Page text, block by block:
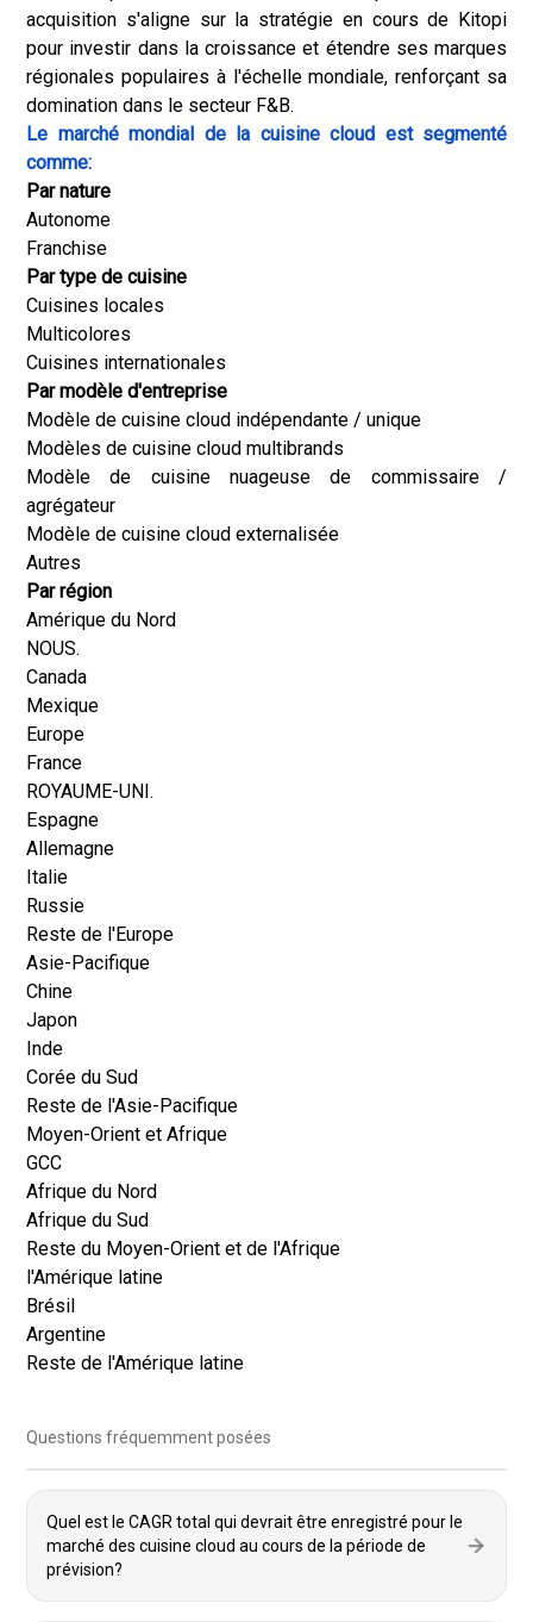
acquisition s'aligne sur la stratégie en cours de Kitopi
pour investir dans la croissance et étendre ses marques
régionales populaires à l'échelle mondiale, renforçant sa
domination dans le secteur F&B.
Le marché mondial de la cuisine cloud est segmenté
comme:
Par nature
Autonome
Franchise
Par type de cuisine
Cuisines locales
Multicolores
Cuisines internationales
Par modèle d'entreprise
Modèle de cuisine cloud indépendante / unique
Modèles de cuisine cloud multibrands
Modèle de cuisine nuageuse de commissaire /
agrégateur
Modèle de cuisine cloud externalisée
Autres
Par région
Amérique du Nord
NOUS.
Canada
Mexique
Europe
France
ROYAUME-UNI.
Espagne
Allemagne
Italie
Russie
Reste de l'Europe
Asie-Pacifique
Chine
Japon
Inde
Corée du Sud
Reste de l'Asie-Pacifique
Moyen-Orient et Afrique
GCC
Afrique du Nord
Afrique du Sud
Reste du Moyen-Orient et de l'Afrique
l'Amérique latine
Brésil
Argentine
Reste de l'Amérique latine
Questions fréquemment posées
Quel est le CAGR total qui devrait être enregistré pour le
marché des cuisine cloud au cours de la période de
prévision?